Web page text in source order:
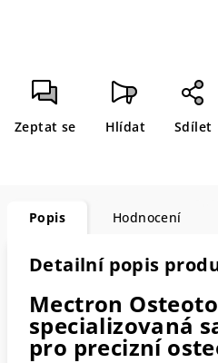
Zeptat se Hlídat Sdílet
Popis Hodnocení
Detailní popis
Mectron
specializovaná
pro precizní